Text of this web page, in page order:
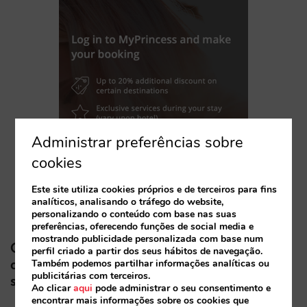
Círculos concêntricos: desde o seu motor
de reservas até ao último trabalhador do
seu hotel
Administrar preferências sobre
cookies
Este site utiliza cookies próprios e de terceiros para fins
analíticos, analisando o tráfego do website,
personalizando o conteúdo com base nas suas
preferências, oferecendo funções de social media e
mostrando publicidade personalizada com base num
perfil criado a partir dos seus hábitos de navegação.
Também podemos partilhar informações analíticas ou
publicitárias com terceiros.
Ao clicaraqui pode administrar o seu consentimento e
encontrar mais informações sobre os cookies que